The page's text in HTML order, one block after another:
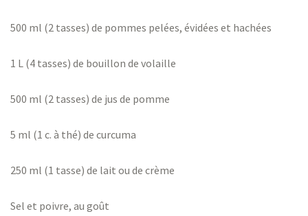
500 ml (2 tasses) de pommes pelées, évidées et hachées
1 L (4 tasses) de bouillon de volaille
500 ml (2 tasses) de jus de pomme
5 ml (1 c. à thé) de curcuma
250 ml (1 tasse) de lait ou de crème
Sel et poivre, au goût